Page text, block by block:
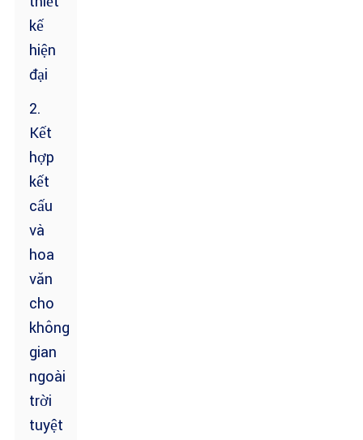
kế
hiện
đại
2.
Kết
hợp
kết
cấu
và
hoa
văn
cho
không
gian
ngoài
trời
tuyệt